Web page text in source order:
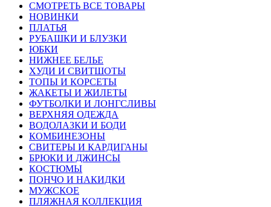
СМОТРЕТЬ ВСЕ ТОВАРЫ
НОВИНКИ
ПЛАТЬЯ
РУБАШКИ И БЛУЗКИ
ЮБКИ
НИЖНЕЕ БЕЛЬЕ
ХУДИ И СВИТШОТЫ
ТОПЫ И КОРСЕТЫ
ЖАКЕТЫ И ЖИЛЕТЫ
ФУТБОЛКИ И ЛОНГСЛИВЫ
ВЕРХНЯЯ ОДЕЖДА
ВОДОЛАЗКИ И БОДИ
КОМБИНЕЗОНЫ
СВИТЕРЫ И КАРДИГАНЫ
БРЮКИ И ДЖИНСЫ
КОСТЮМЫ
ПОНЧО И НАКИДКИ
МУЖСКОЕ
ПЛЯЖНАЯ КОЛЛЕКЦИЯ